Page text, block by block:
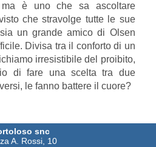
ma è uno che sa ascoltare
che stravolge tutte le sue
un grande amico di Olsen
Divisa tra il conforto di un
irresistibile del proibito,
di fare una scelta tra due
le fanno battere il cuore?
snc
A. Rossi, 10